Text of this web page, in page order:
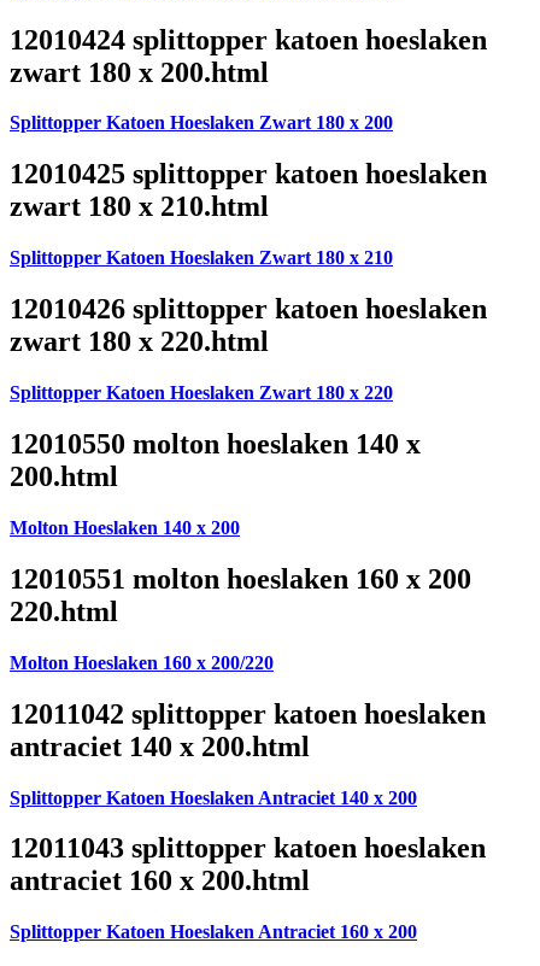
12010424 splittopper katoen hoeslaken
zwart 180 x 200.html
Splittopper Katoen Hoeslaken Zwart 180 x 200
12010425 splittopper katoen hoeslaken
zwart 180 x 210.html
Splittopper Katoen Hoeslaken Zwart 180 x 210
12010426 splittopper katoen hoeslaken
zwart 180 x 220.html
Splittopper Katoen Hoeslaken Zwart 180 x 220
12010550 molton hoeslaken 140 x
200.html
Molton Hoeslaken 140 x 200
12010551 molton hoeslaken 160 x 200
220.html
Molton Hoeslaken 160 x 200/220
12011042 splittopper katoen hoeslaken
antraciet 140 x 200.html
Splittopper Katoen Hoeslaken Antraciet 140 x 200
12011043 splittopper katoen hoeslaken
antraciet 160 x 200.html
Splittopper Katoen Hoeslaken Antraciet 160 x 200